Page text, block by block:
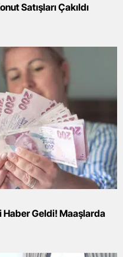
Satışları Çakıldı
Geldi! Maaşlarda